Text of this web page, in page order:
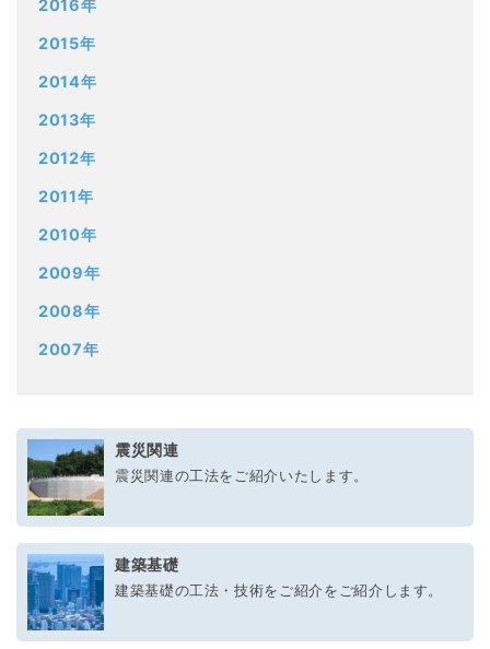
2016年
2015年
2014年
2013年
2012年
2011年
2010年
2009年
2008年
2007年
震災関連
震災関連の工法をご紹介いたします。
建築基礎
建築基礎の工法・技術をご紹介をご紹介します。